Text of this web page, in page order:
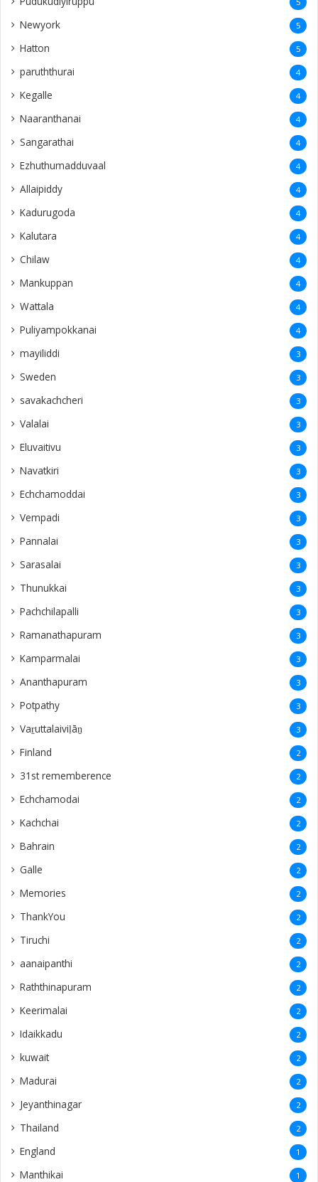
Newyork 5
Hatton 5
paruththurai 4
Kegalle 4
Naaranthanai 4
Sangarathai 4
Ezhuthumadduvaal 4
Allaipiddy 4
Kadurugoda 4
Kalutara 4
Chilaw 4
Mankuppan 4
Wattala 4
Puliyampokkanai 4
mayiliddi 3
Sweden 3
savakachcheri 3
Valalai 3
Eluvaitivu 3
Navatkiri 3
Echchamoddai 3
Vempadi 3
Pannalai 3
Sarasalai 3
Thunukkai 3
Pachchilapalli 3
Ramanathapuram 3
Kamparmalai 3
Ananthapuram 3
‎Potpathy 3
Vaṟuttalaiviḷāṉ 3
Finland 2
31st rememberence 2
Echchamodai 2
Kachchai 2
Bahrain 2
Galle 2
Memories 2
ThankYou 2
Tiruchi 2
aanaipanthi 2
Raththinapuram 2
Keerimalai 2
Idaikkadu 2
kuwait 2
Madurai 2
Jeyanthinagar 2
Thailand 2
England 1
Manthikai 1